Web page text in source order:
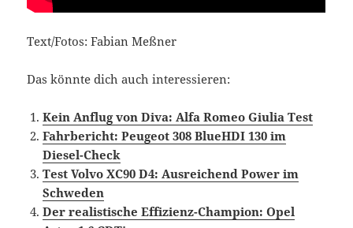
Text/Fotos: Fabian Meßner
Das könnte dich auch interessieren:
Kein Anflug von Diva: Alfa Romeo Giulia Test
Fahrbericht: Peugeot 308 BlueHDI 130 im
Diesel-Check
Test Volvo XC90 D4: Ausreichend Power im
Schweden
Der realistische Effizienz-Champion: Opel